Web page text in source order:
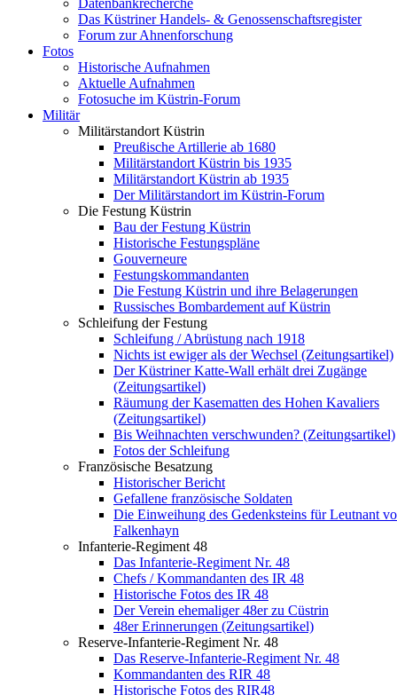
Datenbankrecherche
Das Küstriner Handels- & Genossenschaftsregister
Forum zur Ahnenforschung
Fotos
Historische Aufnahmen
Aktuelle Aufnahmen
Fotosuche im Küstrin-Forum
Militär
Militärstandort Küstrin
Preußische Artillerie ab 1680
Militärstandort Küstrin bis 1935
Militärstandort Küstrin ab 1935
Der Militärstandort im Küstrin-Forum
Die Festung Küstrin
Bau der Festung Küstrin
Historische Festungspläne
Gouverneure
Festungskommandanten
Die Festung Küstrin und ihre Belagerungen
Russisches Bombardement auf Küstrin
Schleifung der Festung
Schleifung / Abrüstung nach 1918
Nichts ist ewiger als der Wechsel (Zeitungsartikel)
Der Küstriner Katte-Wall erhält drei Zugänge
(Zeitungsartikel)
Räumung der Kasematten des Hohen Kavaliers
(Zeitungsartikel)
Bis Weihnachten verschwunden? (Zeitungsartikel)
Fotos der Schleifung
Französische Besatzung
Historischer Bericht
Gefallene französische Soldaten
Die Einweihung des Gedenksteins für Leutnant
Falkenhayn
Infanterie-Regiment 48
Das Infanterie-Regiment Nr. 48
Chefs / Kommandanten des IR 48
Historische Fotos des IR 48
Der Verein ehemaliger 48er zu Cüstrin
48er Erinnerungen (Zeitungsartikel)
Reserve-Infanterie-Regiment Nr. 48
Das Reserve-Infanterie-Regiment Nr. 48
Kommandanten des RIR 48
Historische Fotos des RIR48